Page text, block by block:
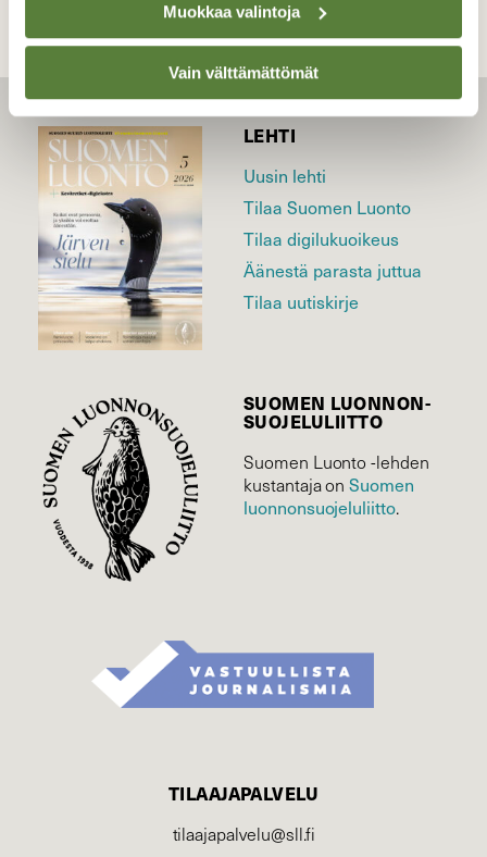
Muokkaa valintoja
Vain välttämättömät
LEHTI
Uusin lehti
Tilaa Suomen Luonto
Tilaa digilukuoikeus
Äänestä parasta juttua
Tilaa uutiskirje
SUOMEN LUONNON­
SUOJELU­LIITTO
Suomen Luonto -lehden
kustantaja onSuomen
luonnonsuojelu­liitto.
TILAAJAPALVELU
tilaajapalvelu@sll.fi